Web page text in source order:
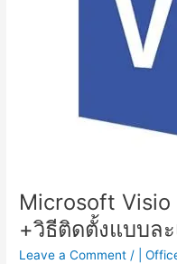
Microsoft Visio
+วิธีติดตั้งแบบล
Leave a Comment / |